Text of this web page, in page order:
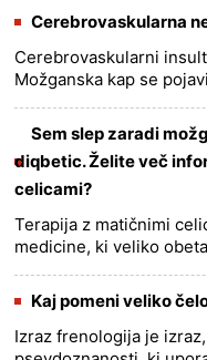
......
more >>
Cerebrovaskularna
Cerebrovaskularni
Možganska kap se
celic. Mo......
more >>
Sem slep zaradi
diqbetic. Želite več
celicami?
Terapija z matičnimi
medicine, ki veliko
...... more >>
Kaj pomeni veliko
Izraz frenologija je